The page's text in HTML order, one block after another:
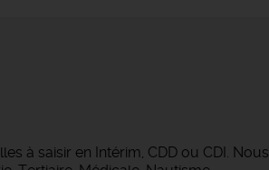
à saisir en Intérim, CDD ou CDI. Nous